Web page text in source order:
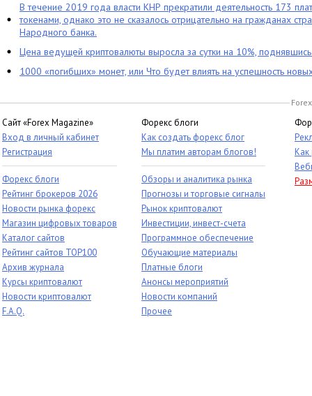
В течение 2019 года власти КНР прекратили деятельность 173
токенами, однако это не сказалось отрицательно на гражданах
Народного банка.
Цена ведущей криптовалюты выросла за сутки на 10%,
1000 «погибших» монет, или Что будет влиять на успешность
Сайт «Forex Magazine»
Вход в личный кабинет
Регистрация
Форекс блоги
Рейтинг брокеров 2026
Новости рынка форекс
Магазин цифровых товаров
Каталог сайтов
Рейтинг сайтов TOP100
Архив журнала
Курсы криптовалют
Новости криптовалют
F.A.Q.
Форекс блоги
Как создать форекс блог
Мы платим авторам блогов!
Обзоры и аналитика рынка
Прогнозы и торговые сигналы
Рынок криптовалют
Инвестиции, инвест-счета
Программное обеспечение
Обучающие материалы
Платные блоги
Анонсы мероприятий
Новости компаний
Прочее
Как